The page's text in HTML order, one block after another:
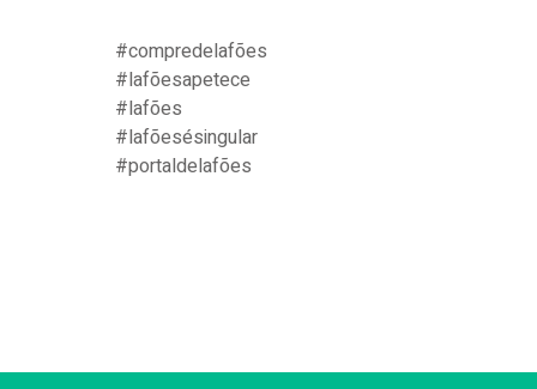
#compredelafões
#lafõesapetece
#lafões
#lafõesésingular
#portaldelafões